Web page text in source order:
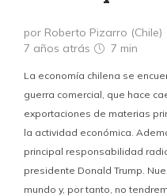
por Roberto Pizarro (Chile)
7 años atrás
7 min
La economía chilena se
guerra comercial, que hace
exportaciones de materias
la actividad económica.
principal responsabilidad
presidente Donald Trump.
mundo y, por tanto, no